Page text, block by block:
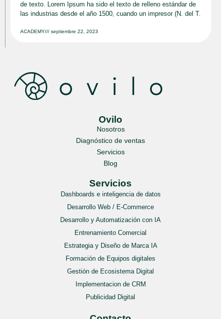
de texto. Lorem Ipsum ha sido el texto de relleno estándar de
las industrias desde el año 1500, cuando un impresor (N. del T.
ACADEMY/// septiembre 22, 2023
Ovilo
Nosotros
Diagnóstico de ventas
Servicios
Blog
Servicios
Dashboards e inteligencia de datos
Desarrollo Web / E-Commerce
Desarrollo y Automatización con IA
Entrenamiento Comercial
Estrategia y Diseño de Marca IA
Formación de Equipos digitales
Gestión de Ecosistema Digital
Implementacion de CRM
Publicidad Digital